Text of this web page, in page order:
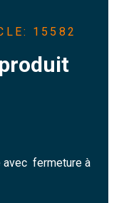
15582
avec fermeture à